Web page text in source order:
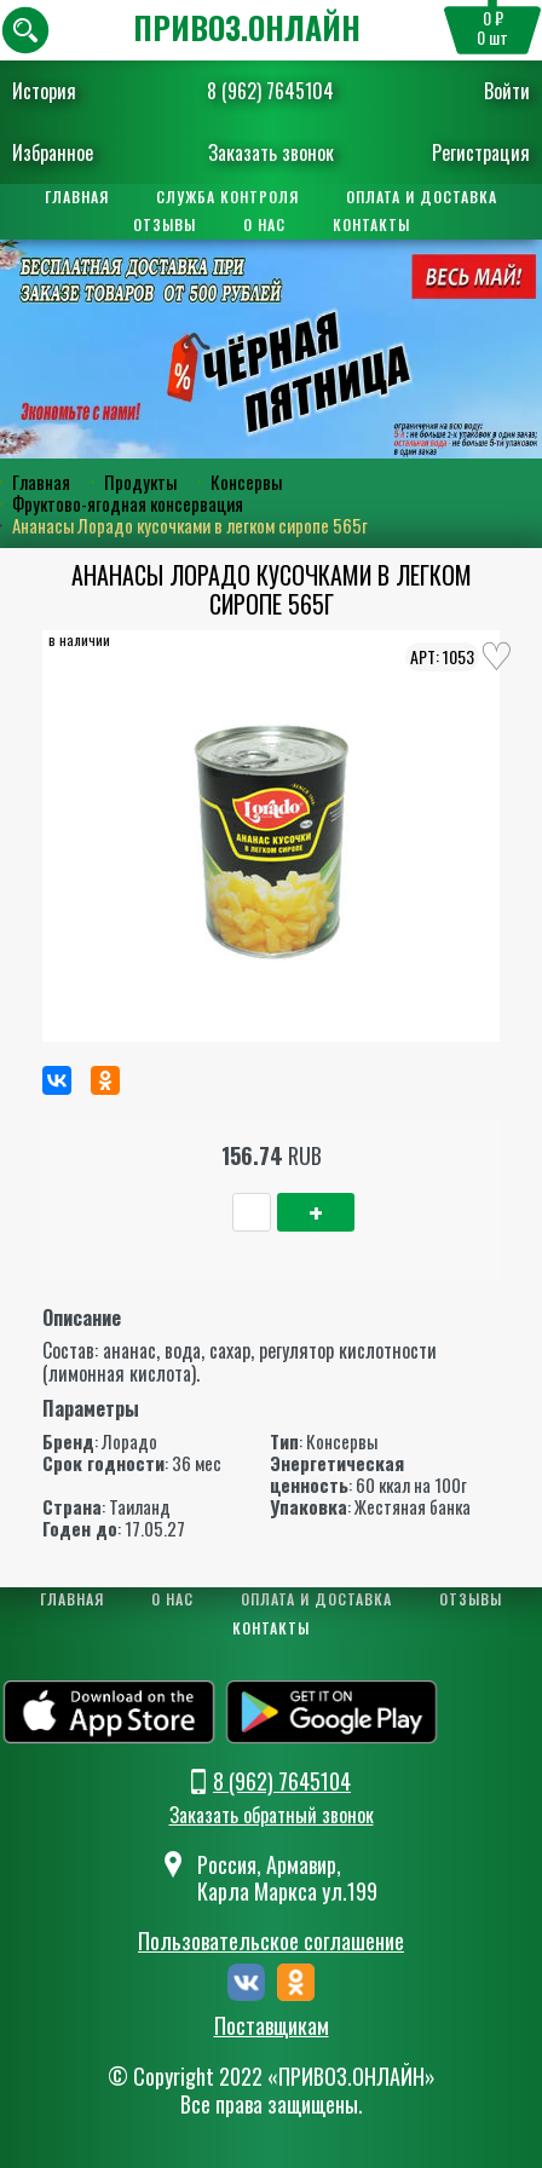
История 8 (962) 7645104 Войти
Избранное Заказать звонок Регистрация
ПРИВОЗ.ОНЛАЙН 0 ₽
0шт
ГЛАВНАЯ СЛУЖБА КОНТРОЛЯ
ОПЛАТА И ДОСТАВКА
ОТЗЫВЫ
О НАС КОНТАКТЫ
Главная Продукты
Консервы
Фруктово-ягодная консервация
Ананасы Лорадо кусочками в легком сиропе 565г
АНАНАСЫ ЛОРАДО КУСОЧКАМИ В ЛЕГКОМ
СИРОПЕ 565Г
в наличии
1053
156.74 RUB
Описание
Состав: ананас, вода, сахар, регулятор кислотности
(лимонная кислота).
Параметры
Бренд:Лорадо Тип: Консервы
Срок годности: 36 мес
Энергетическая
ценность: 60 ккал на 100г
Страна: Таиланд Упаковка: Жестяная банка
Годен до: 17.05.27
ГЛАВНАЯ О НАС ОПЛАТА И ДОСТАВКА
ОТЗЫВЫ
КОНТАКТЫ
8 (962) 7645104
Заказать обратный звонок
Россия, Армавир,
Карла Маркса ул.199
Пользовательское соглашение
Поставщикам
© Сopyright 2022 «ПРИВОЗ.ОНЛАЙН»
Все права защищены.